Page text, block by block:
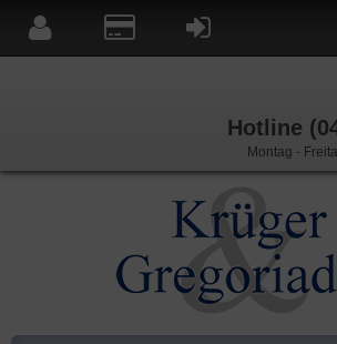
Hotline
Montag -